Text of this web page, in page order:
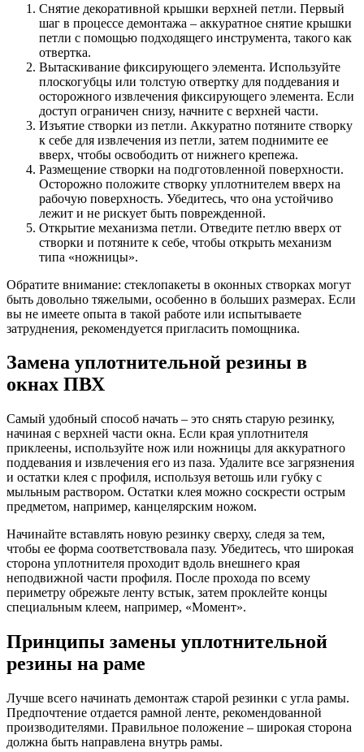
Снятие декоративной крышки верхней петли. Первый
шаг в процессе демонтажа – аккуратное снятие крышки
петли с помощью подходящего инструмента, такого как
отвертка.
Вытаскивание фиксирующего элемента. Используйте
плоскогубцы или толстую отвертку для поддевания и
осторожного извлечения фиксирующего элемента. Если
доступ ограничен снизу, начните с верхней части.
Изъятие створки из петли. Аккуратно потяните створку
к себе для извлечения из петли, затем поднимите ее
вверх, чтобы освободить от нижнего крепежа.
Размещение створки на подготовленной поверхности.
Осторожно положите створку уплотнителем вверх на
рабочую поверхность. Убедитесь, что она устойчиво
лежит и не рискует быть поврежденной.
Открытие механизма петли. Отведите петлю вверх от
створки и потяните к себе, чтобы открыть механизм
типа «ножницы».
Обратите внимание: стеклопакеты в оконных створках могут
быть довольно тяжелыми, особенно в больших размерах. Если
вы не имеете опыта в такой работе или испытываете
затруднения, рекомендуется пригласить помощника.
Замена уплотнительной резины в
окнах ПВХ
Самый удобный способ начать – это снять старую резинку,
начиная с верхней части окна. Если края уплотнителя
приклеены, используйте нож или ножницы для аккуратного
поддевания и извлечения его из паза. Удалите все загрязнения
и остатки клея с профиля, используя ветошь или губку с
мыльным раствором. Остатки клея можно соскрести острым
предметом, например, канцелярским ножом.
Начинайте вставлять новую резинку сверху, следя за тем,
чтобы ее форма соответствовала пазу. Убедитесь, что широкая
сторона уплотнителя проходит вдоль внешнего края
неподвижной части профиля. После прохода по всему
периметру обрежьте ленту встык, затем проклейте концы
специальным клеем, например, «Момент».
Принципы замены уплотнительной
резины на раме
Лучше всего начинать демонтаж старой резинки с угла рамы.
Предпочтение отдается рамной ленте, рекомендованной
производителями. Правильное положение – широкая сторона
должна быть направлена внутрь рамы.